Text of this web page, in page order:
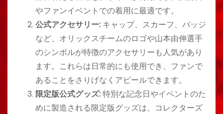
やファンイベントでの着用に最適です。
公式アクセサリー: キャップ、スカーフ、バッジ
など、オリックスチームのロゴや山本由伸選手
のシンボルが特徴のアクセサリーも人気があり
ます。これらは日常的にも使用でき、ファンで
あることをさりげなくアピールできます。
限定版公式グッズ:特別な記念日やイベントのた
めに製造される限定版グッズは、コレクターズ